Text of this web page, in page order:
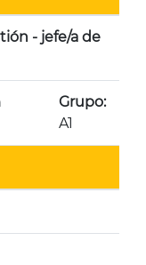
- jefe/a de
Grupo:
A1